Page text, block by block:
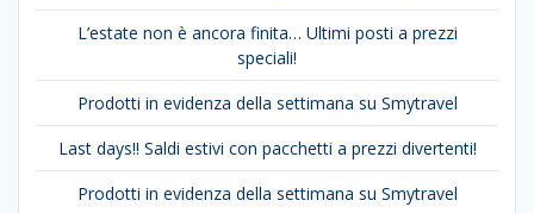
L’estate non è ancora finita… Ultimi posti a prezzi
speciali!
Prodotti in evidenza della settimana su Smytravel
Last days!! Saldi estivi con pacchetti a prezzi divertenti!
Prodotti in evidenza della settimana su Smytravel